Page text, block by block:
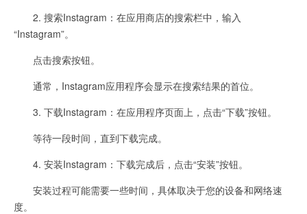
2. 搜索Instagram：在应用商店的搜索栏中，输入
“Instagram”。
点击搜索按钮。
通常，Instagram应用程序会显示在搜索结果的首位。
3. 下载Instagram：在应用程序页面上，点击“下载”按钮。
等待一段时间，直到下载完成。
4. 安装Instagram：下载完成后，点击“安装”按钮。
安装过程可能需要一些时间，具体取决于您的设备和网络速
度。